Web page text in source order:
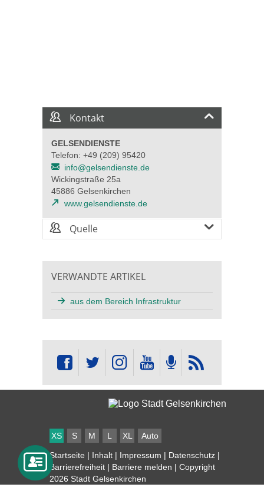
Kontakt
GELSENDIENSTE
Telefon: +49 (209) 95420
info@gelsendienste.de
Wickingstraße 25a
45886 Gelsenkirchen
www.gelsendienste.de
Quelle
VERWANDTE ARTIKEL
aus dem Bereich Infrastruktur
XS S M L XL Auto
Startseite | Inhalt | Impressum | Datenschutz |
Barrierefreiheit | Barriere melden | Copyright
2026 Stadt Gelsenkirchen